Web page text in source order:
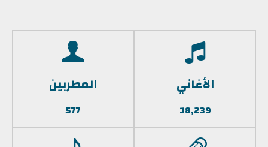
الأغاني
18,239
المطربين
577